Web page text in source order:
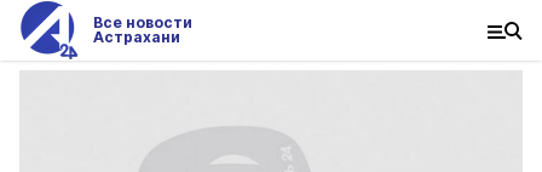
Все новости
Астрахани